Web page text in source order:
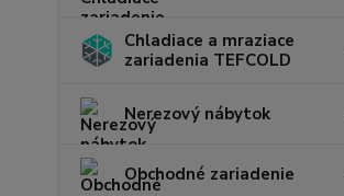
Chladiace a mraziace
zariadenia TEFCOLD
Nerezový nábytok
Obchodné zariadenie